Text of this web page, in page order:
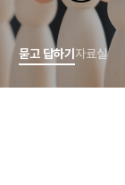
묻고 답하기 자료실